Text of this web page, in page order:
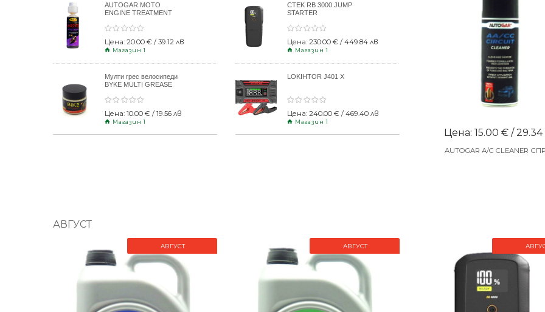
AUTOGAR MOTO
ENGINE TREATMENT
Цена: 20.00 € / 39.12 лв
Магазин 1
Мулти грес велосипеди
BYKE MULTI GREASE
Цена: 10.00 € / 19.56 лв
Магазин 1
CTEK RB 3000 JUMP
STARTER
Цена: 230.00 € / 449.84 лв
Магазин 1
LOKIHTOR J401 X
Цена: 240.00 € / 469.40 лв
Магазин 1
Цена: 15.00 € / 29.34
AUTOGAR A/C CLEANER
АВГУСТ
АВГУСТ АВГУСТ